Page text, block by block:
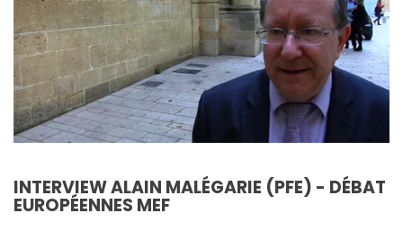
INTERVIEW ALAIN MALÉGARIE (PFE) - DÉBAT
EUROPÉENNES MEF